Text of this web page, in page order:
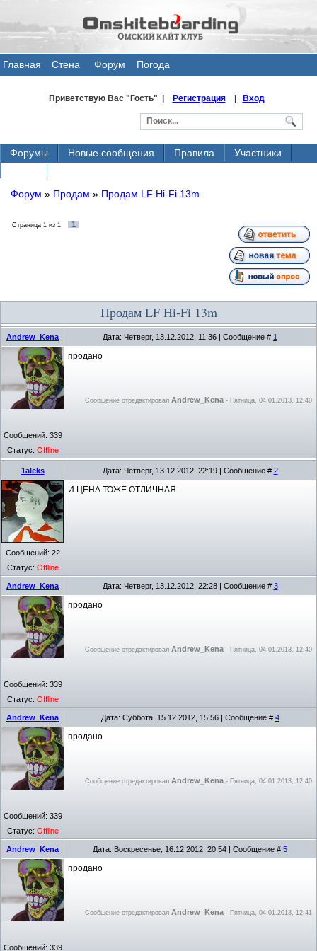
Главная
Стена
Форум Погода
Приветствую Вас"Гость" | Регистрация| Вход
Форумы Новые сообщения Правила
Участники
Форум » Продам » Продам LF Hi-Fi 13m
Страница 1 из 1 1
Продам LF Hi-Fi 13m
Andrew_Kena Дата: Четверг, 13.12.2012, 11:36 | Сообщение # 1
Сообщений: 339
Статус: Offline
продано
Сообщение отредактировал Andrew_Kena - Пятница, 04.01.2013, 12:40
1aleks Дата: Четверг, 13.12.2012, 22:19 | Сообщение # 2
Сообщений: 22
Статус: Offline
И ЦЕНА ТОЖЕ ОТЛИЧНАЯ.
Andrew_Kena Дата: Четверг, 13.12.2012, 22:28 | Сообщение # 3
Сообщений: 339
Статус: Offline
продано
Сообщение отредактировал Andrew_Kena - Пятница, 04.01.2013, 12:40
Andrew_Kena Дата: Суббота, 15.12.2012, 15:56 | Сообщение # 4
Сообщений: 339
Статус: Offline
продано
Сообщение отредактировал Andrew_Kena - Пятница, 04.01.2013, 12:40
Andrew_Kena Дата: Воскресенье, 16.12.2012, 20:54 | Сообщение # 5
Сообщений: 339
продано
Сообщение отредактировал Andrew_Kena - Пятница, 04.01.2013, 12:41